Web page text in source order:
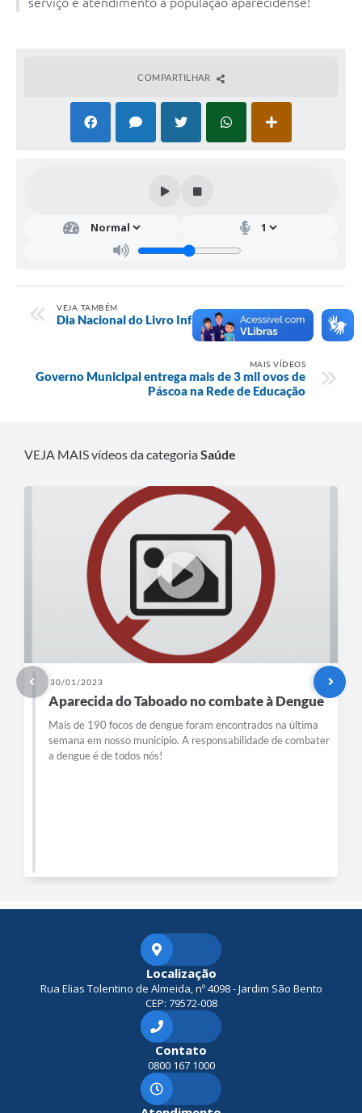
COMPARTILHAR
VEJA TAMBÉM
Dia Nacional do Livro Infantil
MAIS VÍDEOS
Governo Municipal entrega mais de 3 mil ovos de
Páscoa na Rede de Educação
VEJA MAIS vídeos da categoriaSaúde
30/01/2023
Aparecida do Taboado no combate à Dengue
Mais de 190 focos de dengue foram encontrados na última
semana em nosso município. A responsabilidade de combater
a dengue é de todos nós!
Localização
Rua Elias Tolentino de Almeida, nº 4098 - Jardim São Bento
CEP: 79572-008
Contato
0800 167 1000